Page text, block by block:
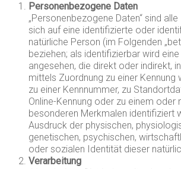
Personenbezogene Daten
„Personenbezogene Daten“ sind
sich auf eine identifizierte oder
natürliche Person (im Folgenden
beziehen; als identifizierbar wird
angesehen, die direkt oder indirekt,
mittels Zuordnung zu einer Kennung
zu einer Kennnummer, zu
Online-Kennung oder zu einem oder
besonderen Merkmalen identifiziert
Ausdruck der physischen,
genetischen, psychischen,
oder sozialen Identität dieser
Verarbeitung